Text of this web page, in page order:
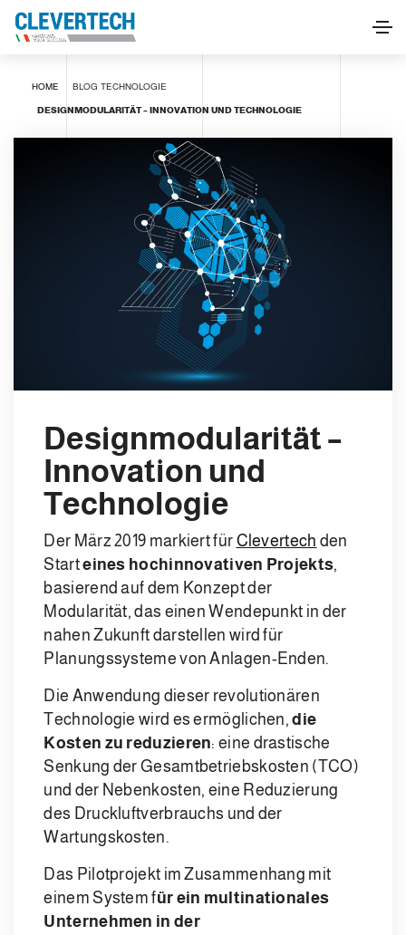
HOME BLOG TECHNOLOGIE
DESIGNMODULARITÄT – INNOVATION UND TECHNOLOGIE
Designmodularität –
Innovation und
Technologie
Der März 2019 markiert für Clevertech den
Starteines hochinnovativen Projekts,
basierend auf dem Konzept der
Modularität, das einen Wendepunkt in der
nahen Zukunft darstellen wird für
Planungssysteme von Anlagen-Enden.
Die Anwendung dieser revolutionären
Technologie wird es ermöglichen,die
Kosten zu reduzieren: eine drastische
Senkung der Gesamtbetriebskosten (TCO)
und der Nebenkosten, eine Reduzierung
des Druckluftverbrauchs und der
Wartungskosten.
Das Pilotprojekt im Zusammenhang mit
einem System für ein multinationales
Unternehmen in der